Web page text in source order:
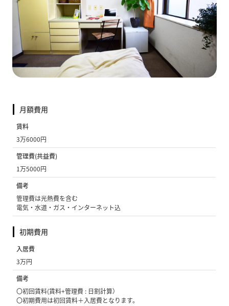
月額費用
賃料
3万6000円
管理費(共益費)
1万5000円
備考
管理費は光熱費を含む
電気・水道・ガス・インターネット込
初期費用
入居費
3万円
備考
〇初回賃料(賃料+管理費 : 日割計算）
〇初期費用は初回賃料＋入居費となります。